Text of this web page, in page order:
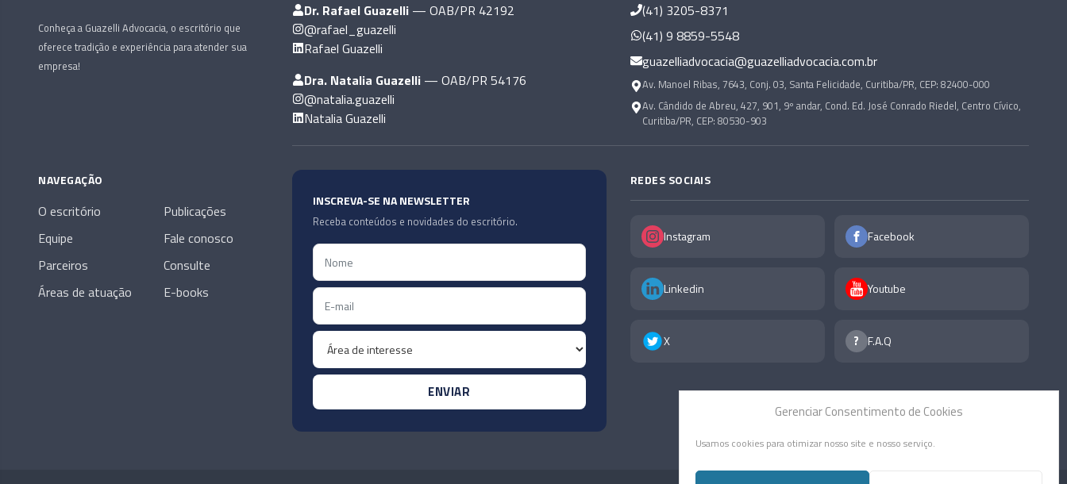
Gerenciar Consentimento de Cookies
Usamos cookies para otimizar nosso site e nosso serviço.
Conheça a Guazelli Advocacia, o escritório que
oferece tradição e experiência para atender sua
empresa!
Dr. Rafael Guazelli— OAB/PR 42192
@rafael_guazelli
Rafael Guazelli
Dra. Natalia Guazelli— OAB/PR 54176
@natalia.guazelli
Natalia Guazelli
(41) 3205-8371
(41) 9 8859-5548
guazelliadvocacia@guazelliadvocacia.com.br
Av. Manoel Ribas, 7643, Conj. 03, Santa Felicidade, Curitiba/PR, CEP: 82400-000
Av. Cândido de Abreu, 427, 901, 9º andar, Cond. Ed. José Conrado Riedel, Centro Cívico,
Curitiba/PR, CEP: 80530-903
NAVEGAÇÃO
O escritório
Equipe
Parceiros
Áreas de atuação
Publicações
Fale conosco
Consulte
E-books
INSCREVA-SE NA NEWSLETTER
Receba conteúdos e novidades do escritório.
REDES SOCIAIS
Instagram Facebook
Linkedin Youtube
X F.A.Q